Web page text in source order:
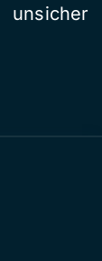
unsicher